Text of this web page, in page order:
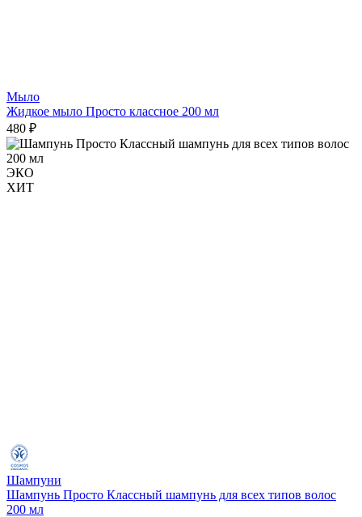
Мыло
Жидкое мыло Просто классное 200 мл
480 ₽
ЭКО
ХИТ
Шампуни
Шампунь Просто Классный шампунь для всех типов волос
200 мл